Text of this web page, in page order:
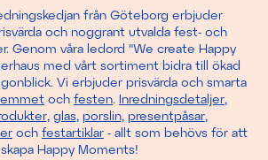
från Göteborg erbjuder
och noggrant utvalda fest- och
Genom våra ledord "We create Happy
med vårt sortiment bidra till ökad
Vi erbjuder prisvärda och smarta
och festen. Inredningsdetaljer,
, glas, porslin, presentpåsar,
och festartiklar - allt som behövs för att
skapa Happy Moments!